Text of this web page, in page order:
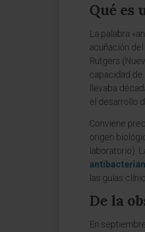
Qué es
La palabra
acuñación
Rutgers
capacidad
llevaba
el desarrollo
Conviene
origen
laboratorio).
las guías
De la
En